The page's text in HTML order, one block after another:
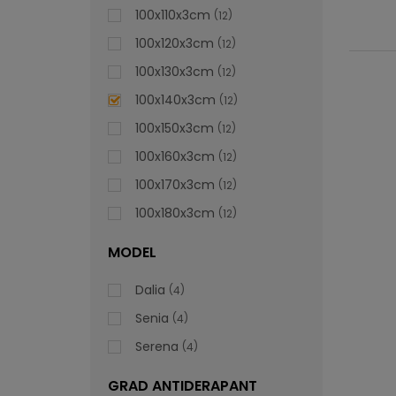
100x110x3cm 12
100x120x3cm 12
100x130x3cm 12
100x140x3cm 12
100x150x3cm 12
100x160x3cm 12
100x170x3cm 12
100x180x3cm 12
MODEL
Dalia 4
Senia 4
Serena 4
GRAD ANTIDERAPANT